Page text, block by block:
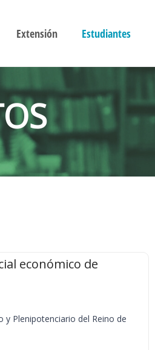
Extensión Estudiantes
económico de
y Plenipotenciario del Reino de